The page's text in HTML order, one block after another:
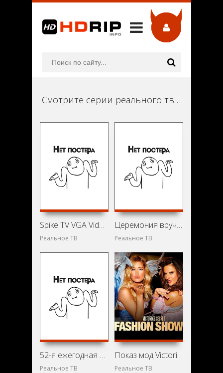
Смотрите серии реального тв онлайн в хорошем качестве
Spike TV VGA Video Game Awards (2010)
Реальное ТВ
Церемония вручения премии CMT Music Awards 2010 (2010)
Реальное ТВ
52-я ежегодная церемония TV Week Logie Awards (2010)
Реальное ТВ
Показ мод Victoria's Secret 2012 (2012)
Реальное ТВ